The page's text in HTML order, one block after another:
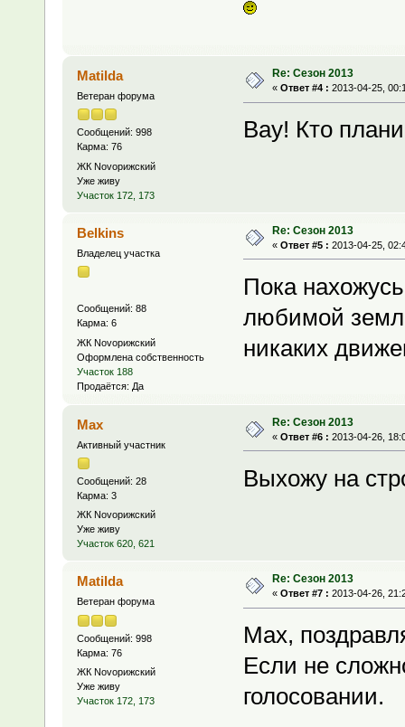
Matilda
Ветеран форума
Сообщений: 998
Карма: 76
ЖК Novoрижский
Уже живу
Участок 172, 173
Re: Сезон 2013
« Ответ #4 : 2013-04-25,
Вау! Кто
Belkins
Владелец участка
Сообщений: 88
Карма: 6
ЖК Novoрижский
Оформлена собственность
Участок 188
Продаётся: Да
Re: Сезон 2013
« Ответ #5 : 2013-04-25,
Пока
любимой
никаких
Max
Активный участник
Сообщений: 28
Карма: 3
ЖК Novoрижский
Уже живу
Участок 620, 621
Re: Сезон 2013
« Ответ #6 : 2013-04-26,
Выхожу на
Matilda
Ветеран форума
Сообщений: 998
Карма: 76
ЖК Novoрижский
Уже живу
Участок 172, 173
Re: Сезон 2013
« Ответ #7 : 2013-04-26,
Max,
Если не
голосовании.